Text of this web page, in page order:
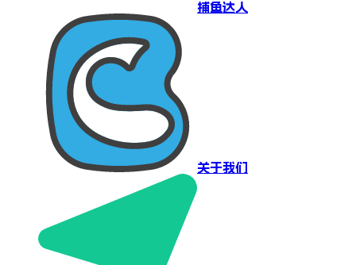
捕鱼达人
关于我们